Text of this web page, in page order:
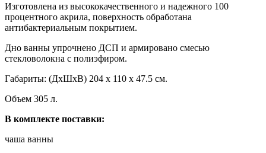
Изготовлена из высококачественного и надежного 100
процентного акрила, поверхность обработана
антибактериальным покрытием.
Дно ванны упрочнено ДСП и армировано смесью
стекловолокна с полиэфиром.
Габариты: (ДхШхВ) 204 х 110 х 47.5 см.
Объем 305 л.
В комплекте поставки:
чаша ванны